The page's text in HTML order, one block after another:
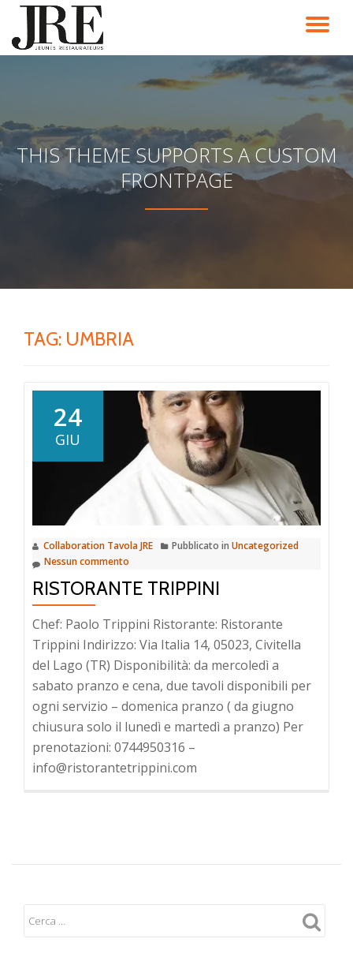
Passa
al
THIS THEME SUPPORTS A CUSTOM
FRONTPAGE
TAG: UMBRIA
24
GIU
Collaboration Tavola JRE Pubblicato in Uncategorized
Nessun commento
RISTORANTE TRIPPINI
Chef: Paolo Trippini Ristorante: Ristorante
Trippini Indirizzo: Via Italia 14, 05023, Civitella
del Lago (TR) Disponibilità: da mercoledì a
sabato pranzo e cena, due tavoli disponibili per
ogni servizio – domenica pranzo ( da giugno
chiusura solo il lunedì e martedì a pranzo) Per
prenotazioni: 0744950316 –
info@ristorantetrippini.com